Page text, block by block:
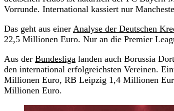
Vorrunde. International kassiert nur
Das geht aus einer Analyse der Deutschen
22,5 Millionen Euro. Nur an die Premier
Aus der Bundesliga landen auch Borussia
den international erfolgreichsten Vereinen.
Millionen Euro, RB Leipzig 1,4 Millionen
Millionen Euro.